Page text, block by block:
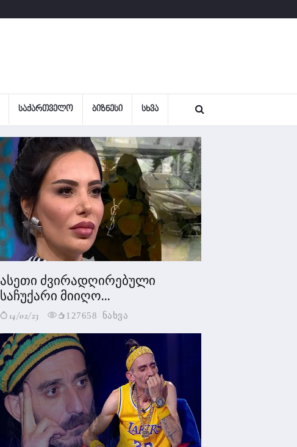
ᲡᲐᲥᲐᲠᲗᲕᲔᲚᲝ ᲑᲘᲖᲜᲔᲡᲘ ᲡᲮᲕᲐ
ასეთი ძვირადღირებული
საჩუქარი მიიღო...
14/02/23 127658 ნახვა